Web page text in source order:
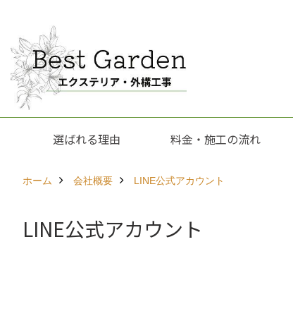
選ばれる理由 料金・施工の流れ
ホーム 会社概要 LINE公式アカウント
LINE公式アカウント